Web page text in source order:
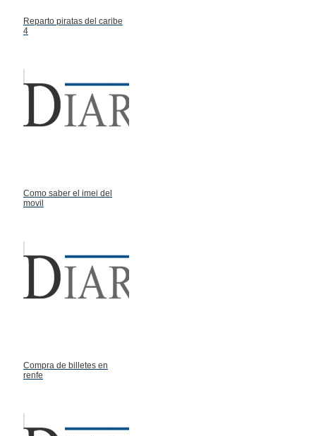
Reparto piratas del caribe
4
Como saber el imei del
movil
Compra de billetes en
renfe